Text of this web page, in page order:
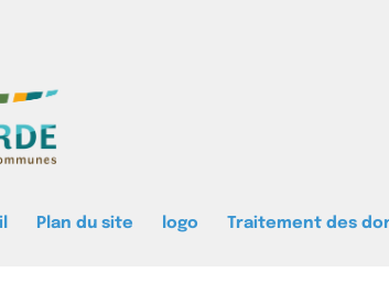
Plan du site logo Traitement des